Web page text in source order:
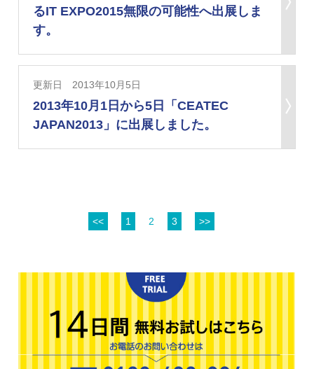
るIT EXPO2015無限の可能性へ出展しま
す。
更新日 2013年10月5日
2013年10月1日から5日「CEATEC
JAPAN2013」に出展しました。
<< 1 2 3 >>